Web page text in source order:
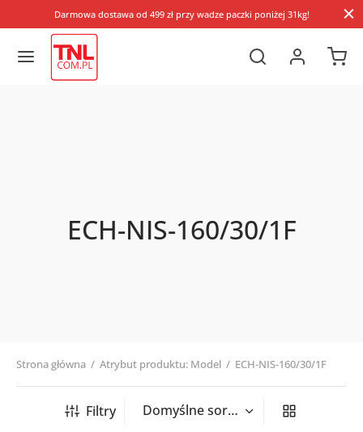
Darmowa dostawa od 499 zł przy wadze paczki poniżej 31kg!
ECH-NIS-160/30/1F
Strona główna / Atrybut produktu: Model / ECH-NIS-160/30/1F
Filtry